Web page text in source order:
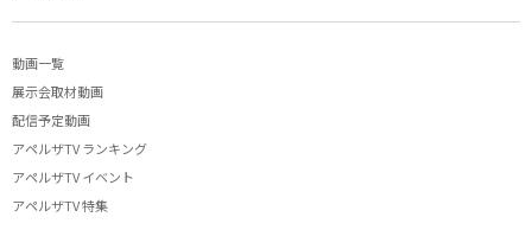
動画一覧
展示会取材動画
配信予定動画
アペルザTV ランキング
アペルザTV イベント
アペルザTV 特集